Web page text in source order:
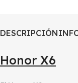
DESCRIPCIÓN
Honor X6